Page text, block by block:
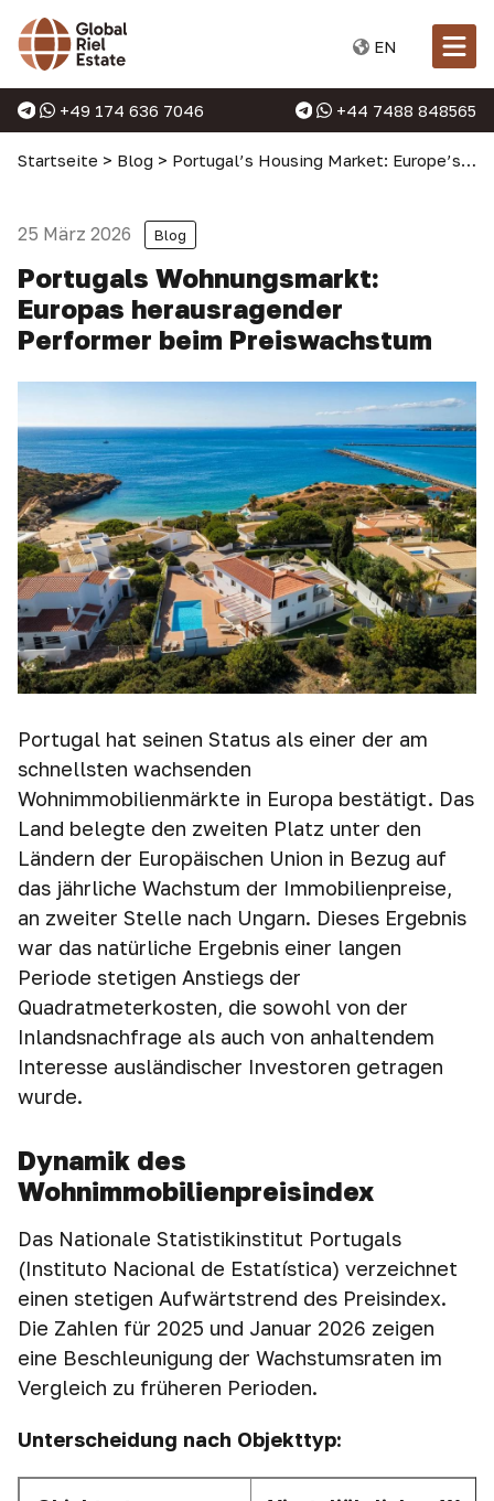
EN
+49 174 636 7046 +44 7488 848565
Startseite > Blog > Portugal’s Housing Market: Europe’s Standout Performer in Price Growth
25 März 2026 Blog
Portugals Wohnungsmarkt:
Europas herausragender
Performer beim Preiswachstum
Portugal hat seinen Status als einer der am
schnellsten wachsenden
Wohnimmobilienmärkte in Europa bestätigt. Das
Land belegte den zweiten Platz unter den
Ländern der Europäischen Union in Bezug auf
das jährliche Wachstum der Immobilienpreise,
an zweiter Stelle nach Ungarn. Dieses Ergebnis
war das natürliche Ergebnis einer langen
Periode stetigen Anstiegs der
Quadratmeterkosten, die sowohl von der
Inlandsnachfrage als auch von anhaltendem
Interesse ausländischer Investoren getragen
wurde.
Dynamik des
Wohnimmobilienpreisindex
Das Nationale Statistikinstitut Portugals
(Instituto Nacional de Estatística) verzeichnet
einen stetigen Aufwärtstrend des Preisindex.
Die Zahlen für 2025 und Januar 2026 zeigen
eine Beschleunigung der Wachstumsraten im
Vergleich zu früheren Perioden.
Unterscheidung nach Objekttyp: